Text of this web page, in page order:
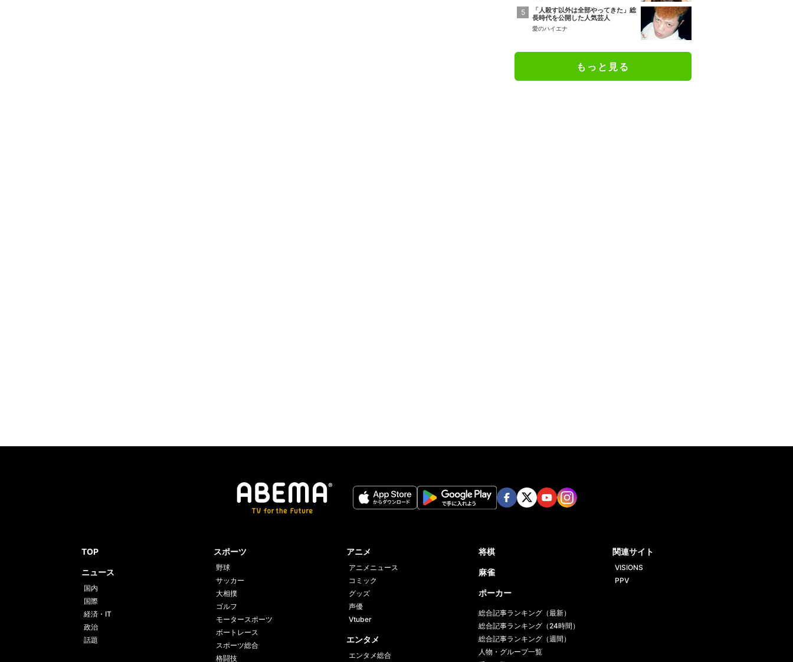
「人殺す以外は全部やってきた」総
長時代を公開した人気芸人
愛のハイエナ
もっと見る
TOP
ニュース
国内
国際
経済・IT
政治
話題
スポーツ
野球
サッカー
大相撲
ゴルフ
モータースポーツ
ボートレース
スポーツ総合
格闘技
アニメ
アニメニュース
コミック
グッズ
声優
Vtuber
エンタメ
エンタメ総合
将棋
麻雀
ポーカー
総合記事ランキング（最新）
総合記事ランキング（24時間）
総合記事ランキング（週間）
人物・グループ一覧
関連サイト
VISIONS
PPV